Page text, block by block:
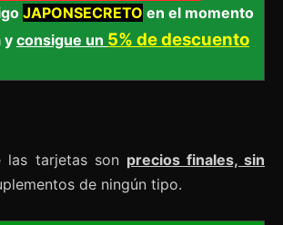
JAPONSECRETO en el momento
y consigue un 5% de descuento
las tarjetas son precios finales, sin
de ningún tipo.